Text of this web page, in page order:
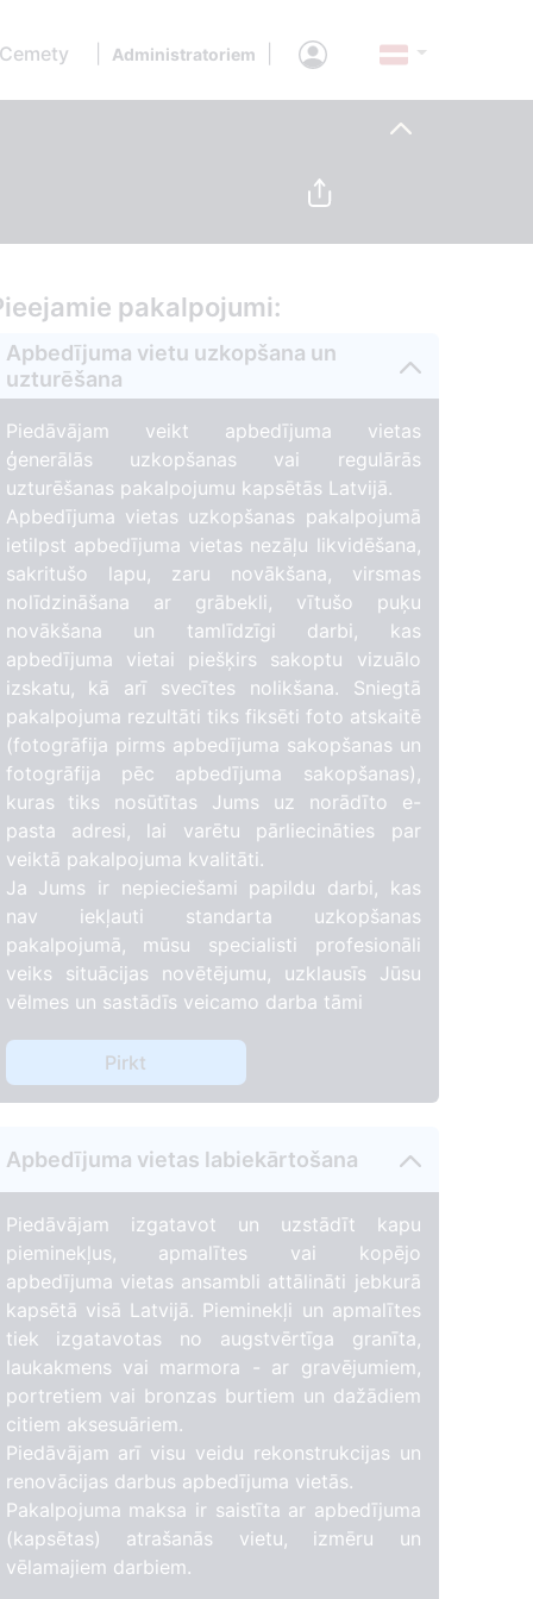
Administratoriem
pakalpojumi:
Apbedījuma vietu uzkopšana un
uzturēšana
Piedāvājam veikt apbedījuma vietas
ģenerālās uzkopšanas vai regulārās
uzturēšanas pakalpojumu kapsētās Latvijā.
Apbedījuma vietas uzkopšanas pakalpojumā
ietilpst apbedījuma vietas nezāļu likvidēšana,
sakritušo lapu, zaru novākšana, virsmas
nolīdzināšana ar grābekli, vītušo puķu
novākšana un tamlīdzīgi darbi, kas
apbedījuma vietai piešķirs sakoptu vizuālo
izskatu, kā arī svecītes nolikšana. Sniegtā
pakalpojuma rezultāti tiks fiksēti foto atskaitē
(fotogrāfija pirms apbedījuma sakopšanas un
fotogrāfija pēc apbedījuma sakopšanas),
kuras tiks nosūtītas Jums uz norādīto e-
pasta adresi, lai varētu pārliecināties par
veiktā pakalpojuma kvalitāti.
Ja Jums ir nepieciešami papildu darbi, kas
nav iekļauti standarta uzkopšanas
pakalpojumā, mūsu specialisti profesionāli
veiks situācijas novētējumu, uzklausīs Jūsu
vēlmes un sastādīs veicamo darba tāmi
Pirkt
Apbedījuma vietas labiekārtošana
Piedāvājam izgatavot un uzstādīt kapu
pieminekļus, apmalītes vai kopējo
apbedījuma vietas ansambli attālināti jebkurā
kapsētā visā Latvijā. Pieminekļi un apmalītes
tiek izgatavotas no augstvērtīga granīta,
laukakmens vai marmora - ar gravējumiem,
portretiem vai bronzas burtiem un dažādiem
citiem aksesuāriem.
Piedāvājam arī visu veidu rekonstrukcijas un
renovācijas darbus apbedījuma vietās.
Pakalpojuma maksa ir saistīta ar apbedījuma
(kapsētas) atrašanās vietu, izmēru un
vēlamajiem darbiem.